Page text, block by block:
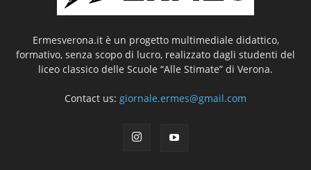
Ermesverona.it è un progetto multimediale didattico,
formativo, senza scopo di lucro, realizzato dagli studenti del
liceo classico delle Scuole “Alle Stimate” di Verona.
Contact us: giornale.ermes@gmail.com